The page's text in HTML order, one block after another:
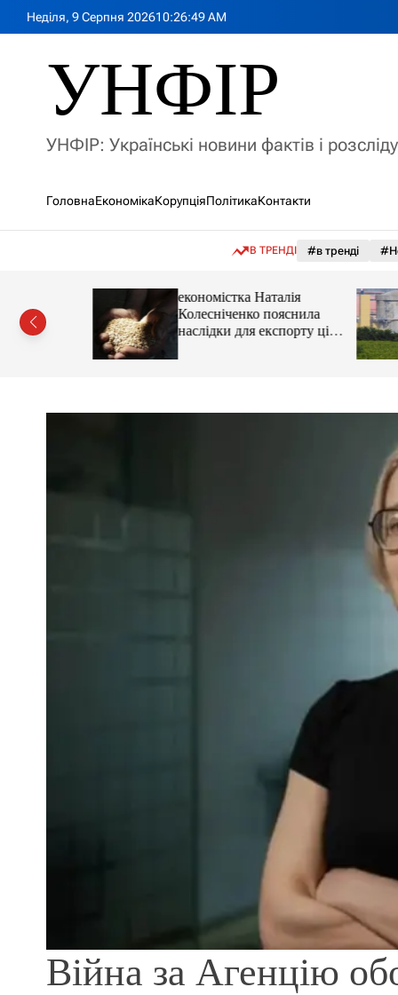
Неділя, 9 Серпня 202610:26:50AM
УНФІР
УНФІР: Українські новини фактів і
ГоловнаЕкономікаКорупціяПолітикаКонтакти
В ТРЕНДІ #в тренді
економістка Наталія
Колесніченко пояснила
наслідки для експорту цін і
курсу
Війна за Агенцію